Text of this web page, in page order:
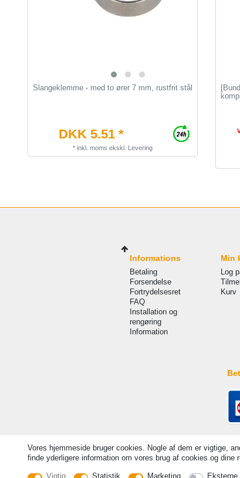
Slangeklemme - med to ører 7 mm, rustfrit stål
DKK 5.51 *
* inkl. moms ekskl. Levering
Informations
Betaling
Forsendelse
Fortrydelsesret
FAQ
Installation og
rengøring
Information
Min
Log
Kurv
Vores hjemmeside bruger cookies. Nogle af dem er vigtige,
finde yderligere information om vores brug af cookies og
Vigtig Statistik Marketing Eksterne